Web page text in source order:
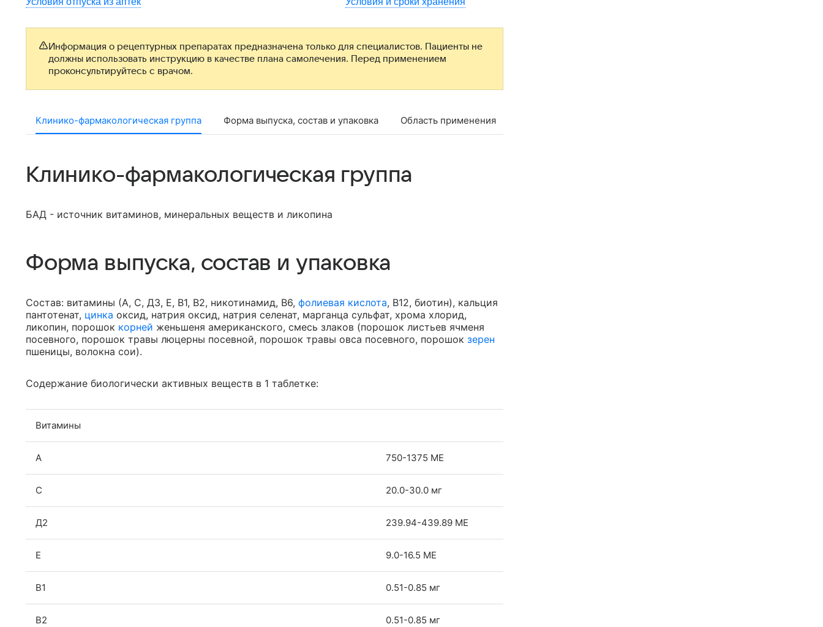
Информация о рецептурных препаратах предназначена только для специалистов. Пациенты не
должны использовать инструкцию в качестве плана самолечения. Перед применением
проконсультируйтесь с врачом.
Клинико-фармакологическая группа Форма выпуска, состав и упаковка Область применения
Клинико-фармакологическая группа
БАД - источник витаминов, минеральных веществ и ликопина
Форма выпуска, состав и упаковка
Состав: витамины (А, С, Д3, Е, В1, В2, никотинамид, В6, фолиевая кислота, В12, биотин), кальция
пантотенат, цинка оксид, натрия оксид, натрия селенат, марганца сульфат, хрома хлорид,
ликопин, порошок корней женьшеня американского, смесь злаков (порошок листьев ячменя
посевного, порошок травы люцерны посевной, порошок травы овса посевного, порошок зерен
пшеницы, волокна сои).
Содержание биологически активных веществ в 1 таблетке:
Витамины
А 750-1375 ME
С 20.0-30.0 мг
Д2 239.94-439.89 ME
Е 9.0-16.5 ME
В1 0.51-0.85 мг
В2 0.51-0.85 мг